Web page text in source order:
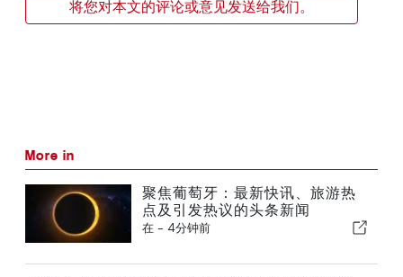
将您对本文的评论或意见发送给我们。
More in
聚焦葡萄牙：最新快讯、旅游热
点及引发热议的头条新闻
在 - 4分钟前